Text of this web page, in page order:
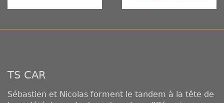
TS CAR
Sébastien et Nicolas forment le tandem à la tête de